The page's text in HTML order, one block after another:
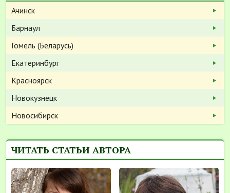
Ачинск
Барнаул
Гомель (Беларусь)
Екатеринбург
Красноярск
Новокузнецк
Новосибирск
ЧИТАТЬ СТАТЬИ АВТОРА